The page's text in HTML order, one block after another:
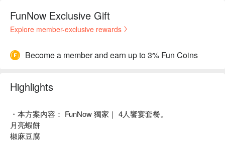
FunNow Exclusive Gift
Explore member-exclusive rewards
Become a member and earn up to 3% Fun Coins
Highlights
・本方案內容： FunNow 獨家｜ 4人饗宴套餐。
月亮蝦餅
椒麻豆腐